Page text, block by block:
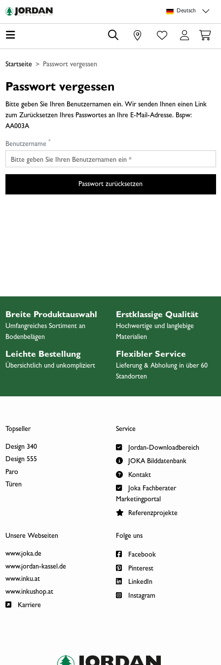
Deutsch
0
Startseite Passwort vergessen
Passwort vergessen
Bitte geben Sie Ihren Benutzernamen ein. Wir senden Ihnen einen Link
zum Zurücksetzen Ihres Passwortes an Ihre E-Mail-Adresse. Bspw:
AA003A
Benutzername *
Passwort zurücksetzen
Breite Produktauswahl
Umfangreiches Sortiment an
Bodenbelägen
Erstklassige Qualität
Hochwertige und langlebige
Materialien
Leichte Bestellung
Übersichtlich und unkompliziert
Flexibler Service
Lieferung & Abholung in über 60
Standorten
Topseller
Design 340
Design 555
Paro
Türen
Service
Jordan-Downloadbereich
JOKA Bilddatenbank
Kontakt
Joka Fachberater
Marketingportal
Referenzprojekte
Unsere Webseiten
www.joka.de
www.jordan-kassel.de
www.inku.at
www.inkushop.at
Karriere
Folge uns
Facebook
Pinterest
LinkedIn
Instagram